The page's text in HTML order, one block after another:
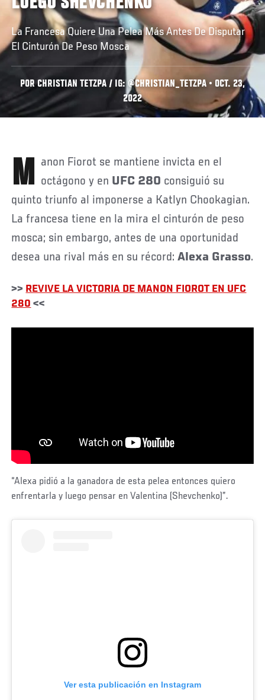
La Francesa Quiere Una Pelea Más Antes De Disputar
El Cinturón De Peso Mosca
POR CHRISTIAN TETZPA / IG: @CHRISTIAN_TETZPA • OCT. 23,
2022
Manon Fiorot se mantiene invicta en el octágono y en UFC 280 consiguió su
quinto triunfo al imponerse a Katlyn Chookagian.
La francesa tiene en la mira el cinturón de peso
mosca; sin embargo, antes de una oportunidad
desea una rival más en su récord:Alexa Grasso.
>> REVIVE LA VICTORIA DE MANON FIOROT EN UFC
280 <<
“Alexa pidió a la ganadora de esta pelea entonces quiero
enfrentarla y luego pensar en Valentina (Shevchenko)”.
Ver esta publicación en Instagram